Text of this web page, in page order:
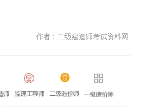
作者：二级建造师考试资料网